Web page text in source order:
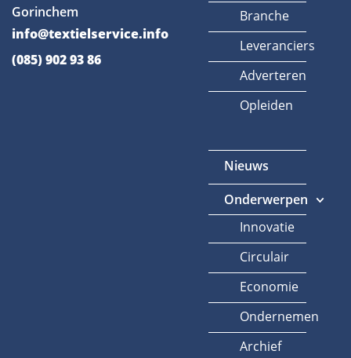
Gorinchem
info@textielservice.info
(085) 902 93 86
Branche
Leveranciers
Adverteren
Opleiden
Nieuws
Onderwerpen
Innovatie
Circulair
Economie
Ondernemen
Archief